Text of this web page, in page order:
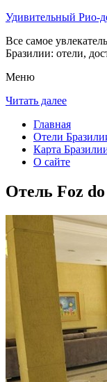
Удивительный Рио-
Все самое
Бразилии: отели,
Меню
Читать далее
Главная
Отели
Карта
О сайте
Отель Foz